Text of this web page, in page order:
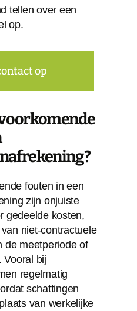
tellen over een
op.
op
fouten in een
zijn onjuiste
gedeelde kosten,
niet-contractuele
de meetperiode of
Vooral bij
regelmatig
schattingen
van werkelijke